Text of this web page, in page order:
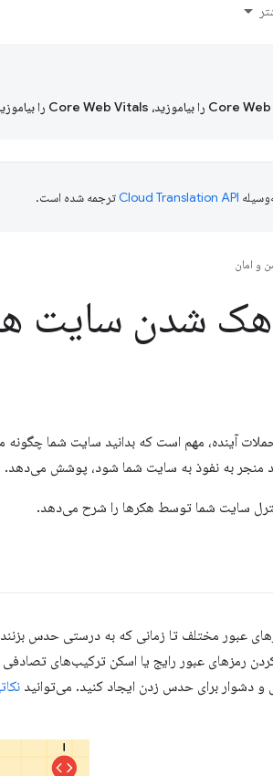
ترجمه شده است.
و امان
هک شدن سایت
آینده، مهم است که بدانید سایت شما چگونه
منجر به نفوذ به سایت شما شود، پوشش می‌دهد.
سایت شما توسط هکرها را شرح می‌دهد.
عبور مختلف تا زمانی که به درستی حدس
رمزهای عبور رایج یا اسکن ترکیب‌های تصادفی
و دشوار برای حدس زدن ایجاد کنید. می‌توانید